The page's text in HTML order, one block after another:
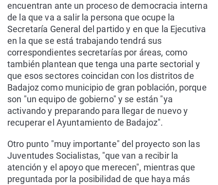
encuentran ante un proceso de democracia interna
de la que va a salir la persona que ocupe la
Secretaría General del partido y en que la Ejecutiva
en la que se está trabajando tendrá sus
correspondientes secretarías por áreas, como
también plantean que tenga una parte sectorial y
que esos sectores coincidan con los distritos de
Badajoz como municipio de gran población, porque
son "un equipo de gobierno" y se están "ya
activando y preparando para llegar de nuevo y
recuperar el Ayuntamiento de Badajoz".
Otro punto "muy importante" del proyecto son las
Juventudes Socialistas, "que van a recibir la
atención y el apoyo que merecen", mientras que
preguntada por la posibilidad de que haya más